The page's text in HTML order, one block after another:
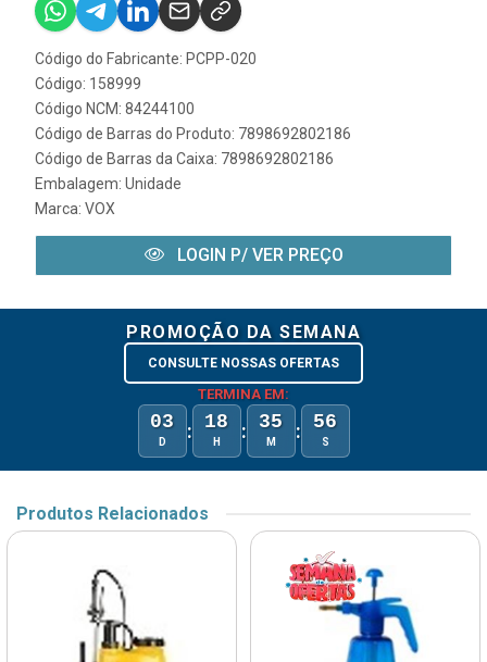
Código do Fabricante: PCPP-020
Código: 158999
Código NCM: 84244100
Código de Barras do Produto: 7898692802186
Código de Barras da Caixa: 7898692802186
Embalagem: Unidade
Marca: VOX
LOGIN P/ VER PREÇO
PROMOÇÃO DA SEMANA
CONSULTE NOSSAS OFERTAS
TERMINA EM:
03
D : 18
H : 35
M : 56
S
Produtos Relacionados